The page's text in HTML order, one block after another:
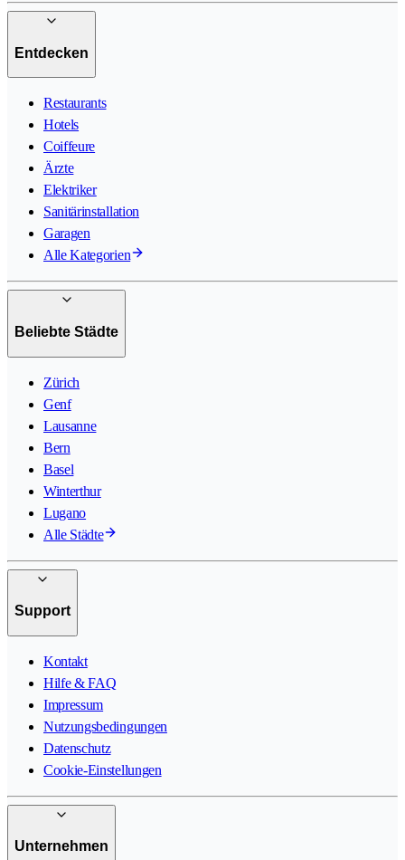
Entdecken
Restaurants
Hotels
Coiffeure
Ärzte
Elektriker
Sanitärinstallation
Garagen
Alle Kategorien
Beliebte Städte
Zürich
Genf
Lausanne
Bern
Basel
Winterthur
Lugano
Alle Städte
Support
Kontakt
Hilfe & FAQ
Impressum
Nutzungsbedingungen
Datenschutz
Cookie-Einstellungen
Unternehmen